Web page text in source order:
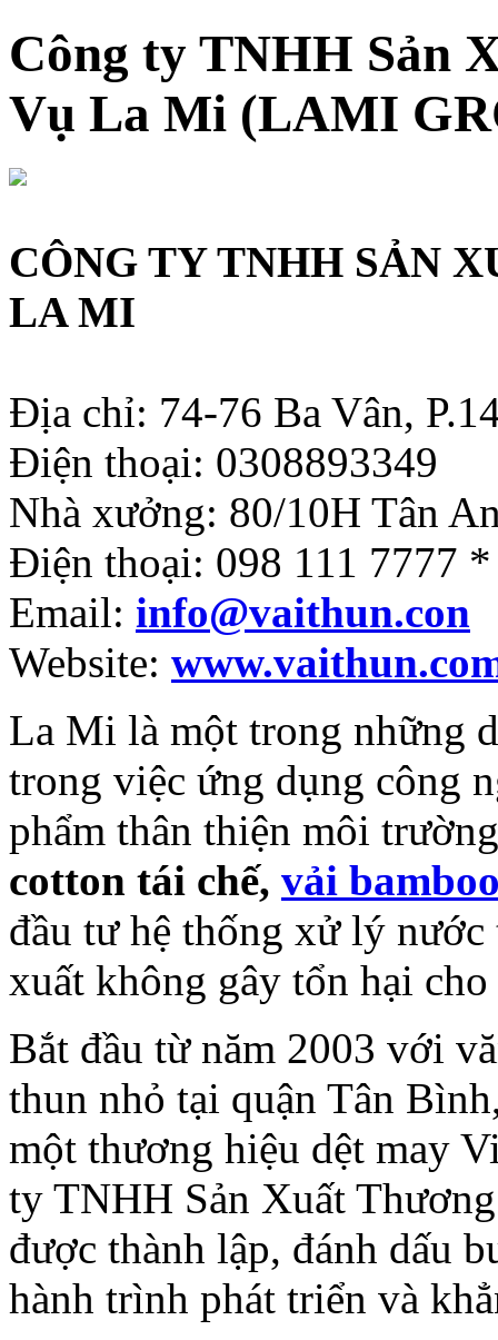
Công ty TNHH Sản
Vụ La Mi (LAMI
CÔNG TY TNHH SẢN
LA MI
Địa chỉ: 74-76 Ba Vân,
Điện thoại: 0308893349
Nhà xưởng: 80/10H Tân
Điện thoại: 098 111 7777
Email: info@vaithun.con
Website:
La Mi là một trong những
trong việc ứng dụng công
phẩm thân thiện môi
cotton tái chế, vải
đầu tư hệ thống xử lý
xuất không gây tổn hại
Bắt đầu từ năm 2003 với
thun nhỏ tại quận Tân
một thương hiệu dệt may
ty TNHH Sản Xuất
được thành lập, đánh dấu
hành trình phát triển và